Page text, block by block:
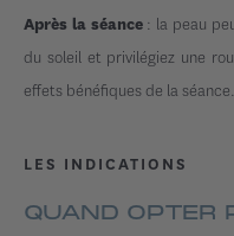
Après la séance: la peau
du soleil et privilégiez une
effets bénéfiques de la séance.
LES INDICATIONS
QUAND OPTER